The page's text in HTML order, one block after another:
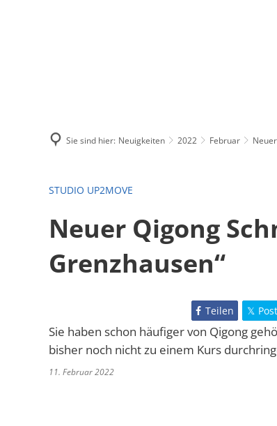
Sie sind hier: Neuigkeiten 2022 Februar
STUDIO UP2MOVE
Neuer Qigong
Grenzhausen“
Teilen
Sie haben schon häufiger von Qigong
bisher noch nicht zu einem Kurs
11. Februar 2022